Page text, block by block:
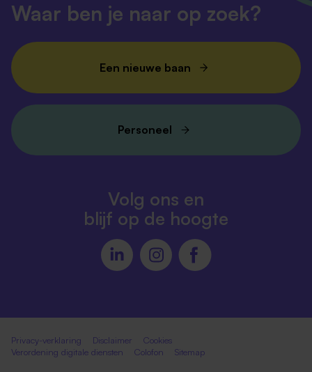
Waar ben je naar op zoek?
Een nieuwe baan
Personeel
Volg ons en
blijf op de hoogte
Privacy-verklaring Disclaimer
Cookies
Verordening digitale diensten
Colofon Sitemap